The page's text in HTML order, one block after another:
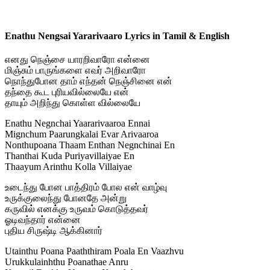
Enathu Nengsai Yararivaaro Lyrics in Tamil & English
எனது நெஞ்சை யாரறிவாரோ என்னை
மிஞ்சும் பாருங்களை எவர் அறிவாரோ
நொந்துபோன தாம் எந்தன் நெஞ்சினை என்
தந்தை கூட புரியவில்லையே என்
தாயும் அறிந்து கொள்ள வில்லையே
Enathu Negnchai Yaararivaaroa Ennai
Mignchum Paarungkalai Evar Arivaaroa
Nonthupoana Thaam Enthan Negnchinai En
Thanthai Kuda Puriyavillaiyae En
Thaayum Arinthu Kolla Villaiyae
உடைந்து போன பாத்திரம் போல என் வாழ்வு
உருக்குலைந்து போனதே அன்று
கருவில் எனக்கு உருவம் கொடுத்தவர்
ஓடிவந்தார் என்னை
புதிய சிருஷ்டி ஆக்கினார்
Utainthu Poana Paaththiram Poala En Vaazhvu
Urukkulainhthu Poanathae Anru